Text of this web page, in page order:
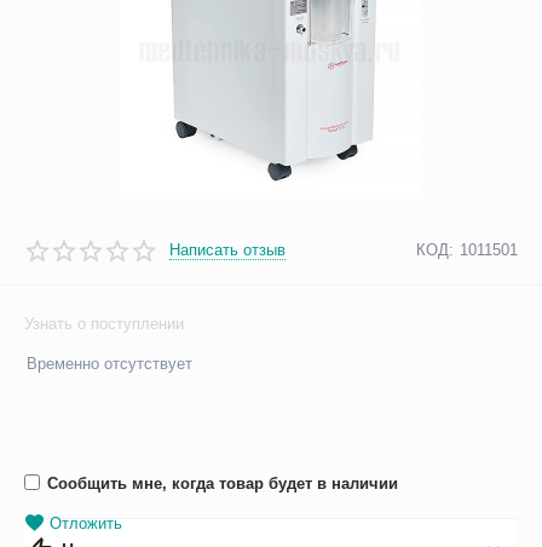
Написать отзыв КОД: 1011501
Узнать о поступлении
Временно отсутствует
Сообщить мне, когда товар будет в наличии
Отложить